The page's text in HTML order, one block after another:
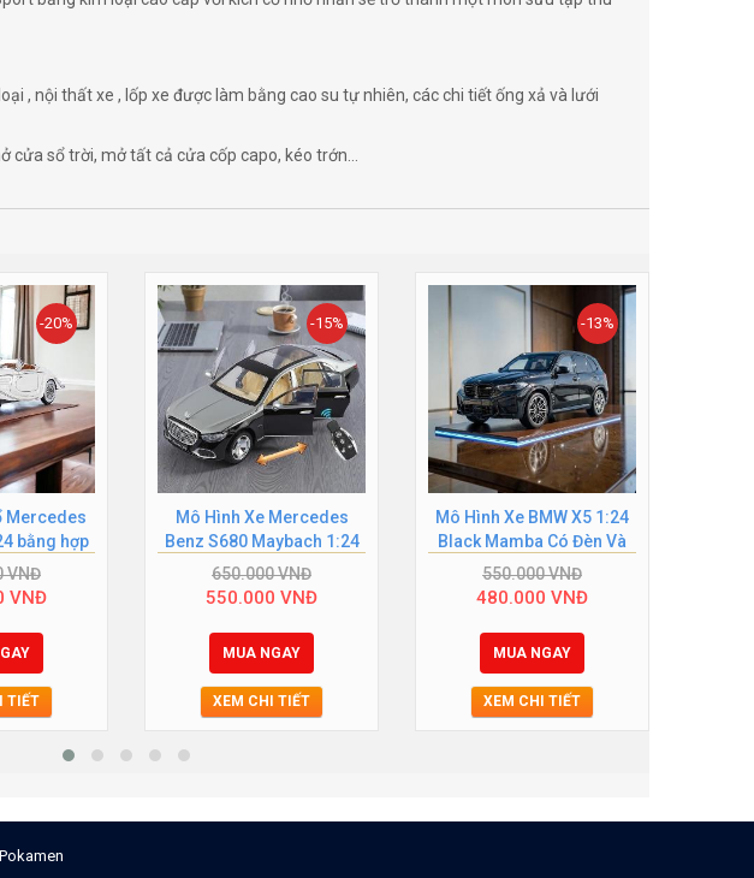
, nội thất xe , lốp xe được làm bằng cao su tự nhiên, các chi tiết ống xả và lưới
cửa sổ trời, mở tất cả cửa cốp capo, kéo trớn...
-20%
Mercedes
bằng hợp
VNĐ
VNĐ
TIẾT
-15%
Mô Hình Xe Mercedes
Benz S680 Maybach 1:24
XHD Có Remote Chìa...
650.000VNĐ
550.000 VNĐ
MUA NGAY
XEM CHI TIẾT
-13%
Mô Hình Xe BMW X5 1:24
Black Mamba Có Đèn Và
Âm Thanh Chính...
550.000VNĐ
480.000 VNĐ
MUA NGAY
XEM CHI TIẾT